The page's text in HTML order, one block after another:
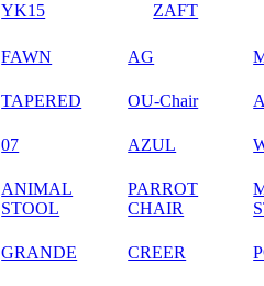
YK15 ZAFT
FAWN AG
TAPERED OU-Chair
07 AZUL
ANIMAL
STOOL
PARROT
CHAIR
GRANDE CREER